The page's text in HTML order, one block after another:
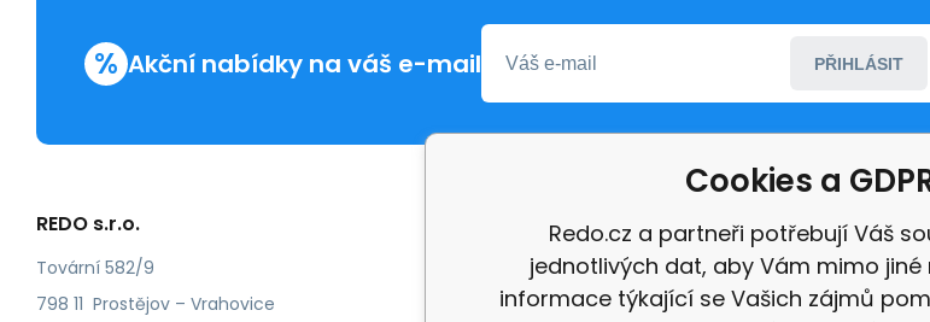
% Akční nabídky na váš e-mail PŘIHLÁSIT
REDO s.r.o.
Tovární 582/9
798 11 Prostějov – Vrahovice
Další informace
Reklamace
Recenze
Cookies a
Redo.cz a partneři potřebují Váš
jednotlivých dat, aby Vám mimo jiné
informace týkající se Vašich zájmů